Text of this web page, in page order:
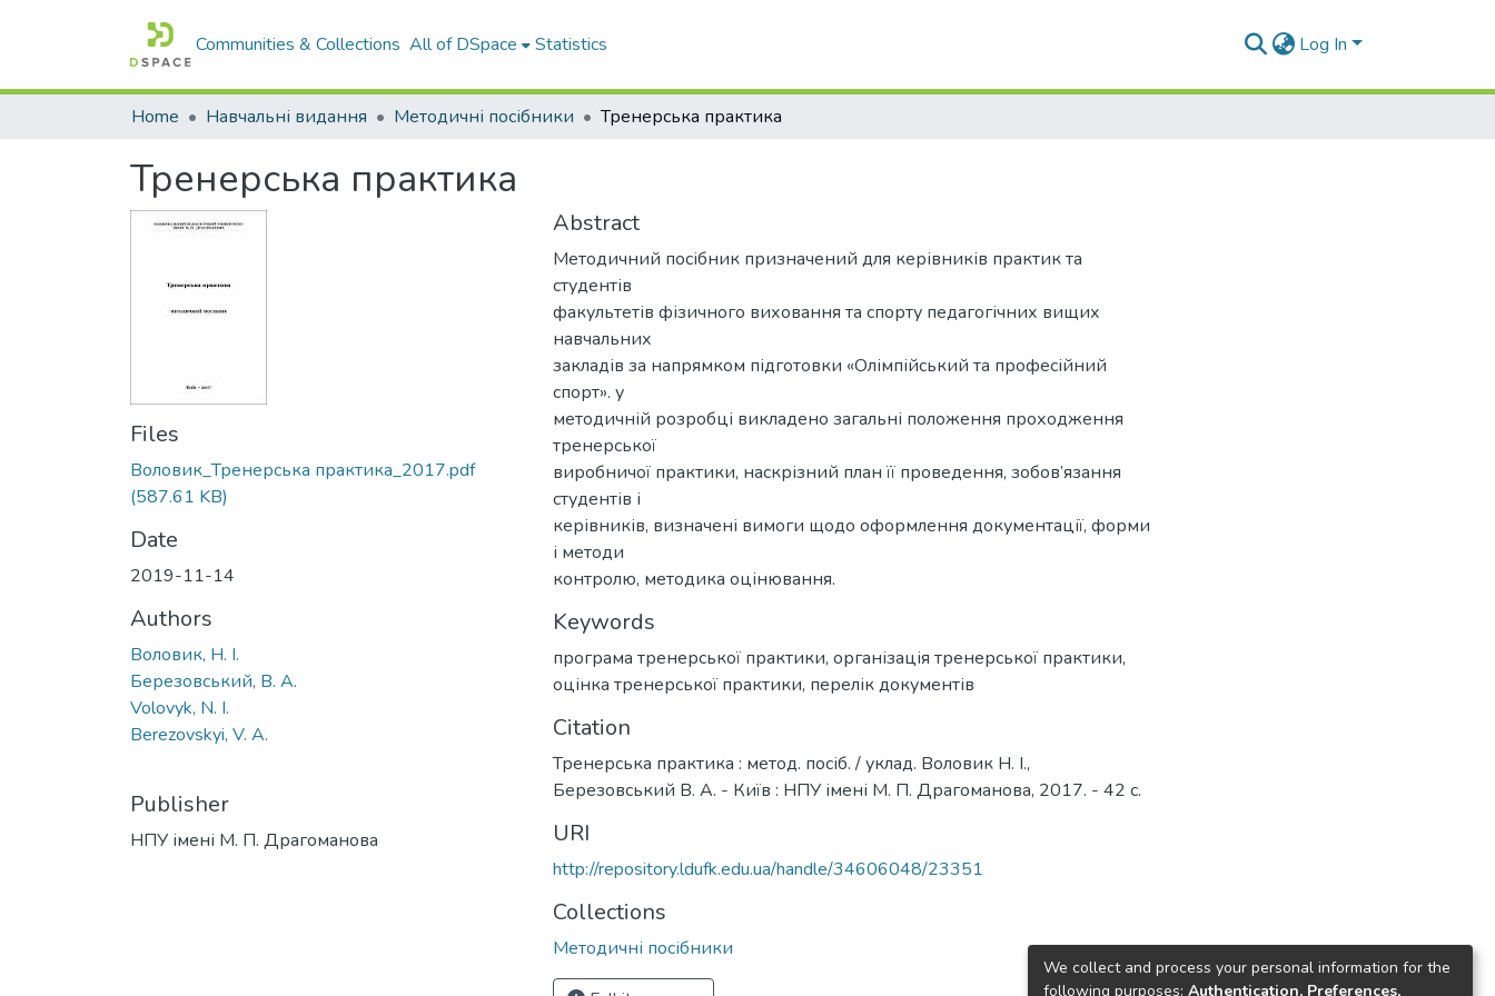
Communities & Collections All of DSpace Statistics Log In
Home Навчальні видання Методичні посібники Тренерська практика
Тренерська практика
Files
Воловик_Тренерська практика_2017.pdf
(587.61 KB)
Date
2019-11-14
Authors
Воловик, Н. І.
Березовський, В. А.
Volovyk, N. I.
Berezovskyi, V. A.
Publisher
НПУ імені М. П. Драгоманова
Abstract
Методичний посібник призначений для керівників практик та
студентів
факультетів фізичного виховання та спорту педагогічних вищих
навчальних
закладів за напрямком підготовки «Олімпійський та професійний
спорт». у
методичній розробці викладено загальні положення проходження
тренерської
виробничої практики, наскрізний план її проведення, зобов’язання
студентів і
керівників, визначені вимоги щодо оформлення документації, форми
і методи
контролю, методика оцінювання.
Keywords
програма тренерської практики, організація тренерської практики,
оцінка тренерської практики, перелік документів
Citation
Тренерська практика : метод. посіб. / уклад. Воловик Н. І.,
Березовський В. А. - Київ : НПУ імені М. П. Драгоманова, 2017. - 42 с.
URI
http://repository.ldufk.edu.ua/handle/34606048/23351
Collections
Методичні посібники
We collect and process your personal information for the
following purposes: Authentication, Preferences,